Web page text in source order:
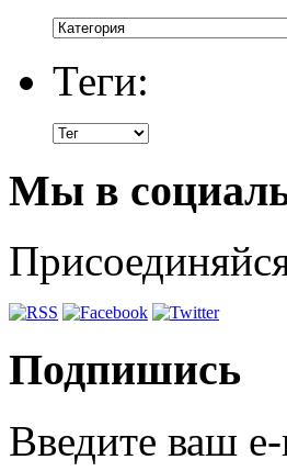
Теги:
Мы в
Подпишись
Введите ваш